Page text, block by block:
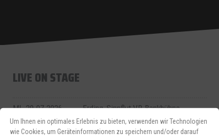
Um Ihnen ein optimales Erlebnis zu bieten, verwenden wir Technologien
wie Cookies, um Geräteinformationen zu speichern und/oder darauf
LIVE ON STAGE
MI. 29.07.2026 Erding, Sinnflut VR-Bankbühne
SO. 02.08.2026 Rohrbach/Ilm, Rathausplatz Open Air